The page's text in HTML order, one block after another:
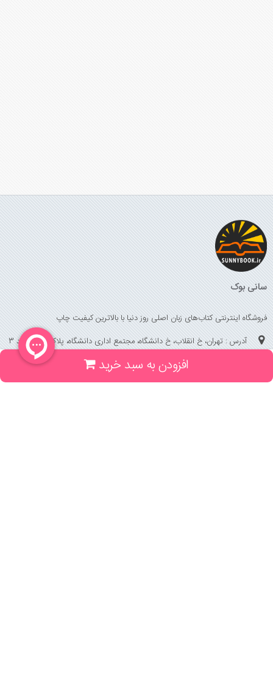
افزودن به سبد خرید
سانی بوک
فروشگاه اینترنتی کتاب‌های زبان اصلی روز دنیا با بالاترین کیفیت چاپ
آدرس : تهران، خ انقلاب، خ دانشگاه، مجتمع اداری دانشگاه، پلاک 158 واحد 3
(جهت خرید حضوری، تلفنی ، پیگیری سفارشات سایت با شماره تلفن 02166175070
تماس حاصل فرمایید)